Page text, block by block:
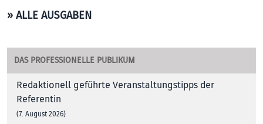
» ALLE AUSGABEN
DAS PROFESSIONELLE PUBLIKUM
Redaktionell geführte Veranstaltungstipps der
Referentin
(7. August 2026)